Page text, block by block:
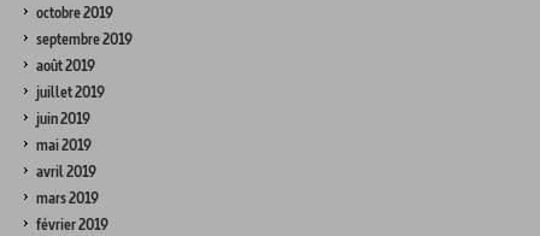
octobre 2019
septembre 2019
août 2019
juillet 2019
juin 2019
mai 2019
avril 2019
mars 2019
février 2019